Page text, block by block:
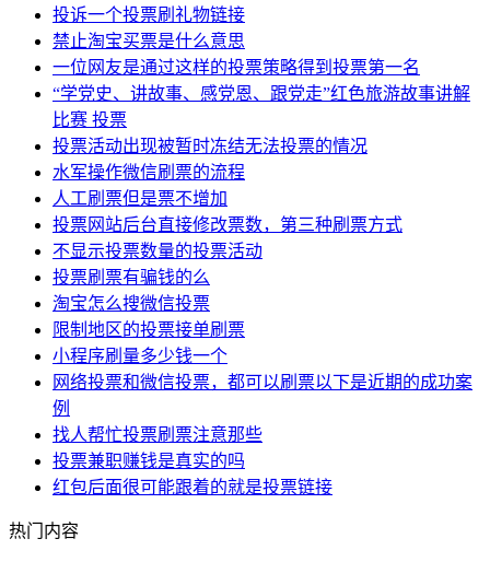
投诉一个投票刷礼物链接
禁止淘宝买票是什么意思
一位网友是通过这样的投票策略得到投票第一名
“学党史、讲故事、感党恩、跟党走”红色旅游故事讲解
比赛 投票
投票活动出现被暂时冻结无法投票的情况
水军操作微信刷票的流程
​人工刷票但是票不增加
投票网站后台直接修改票数，第三种刷票方式
不显示投票数量的投票活动
投票刷票有骗钱的么
淘宝怎么搜微信投票
限制地区的投票接单刷票
小程序刷量多少钱一个
网络投票和微信投票，都可以刷票以下是近期的成功案
例
找人帮忙投票刷票注意那些
投票兼职赚钱是真实的吗
红包后面很可能跟着的就是投票链接
热门内容